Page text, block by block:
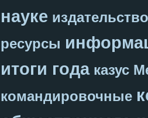
науке издательство
ресурсы
итоги года казус
командировочные